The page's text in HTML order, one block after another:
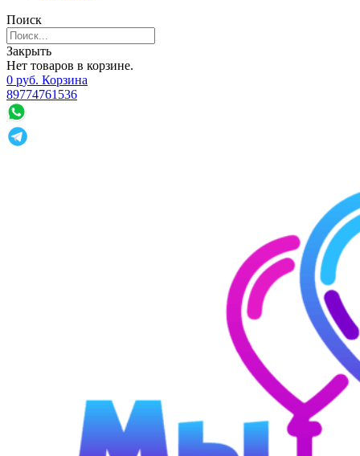
Поиск
Закрыть
Нет товаров в корзине.
0 руб. Корзина
89774761536